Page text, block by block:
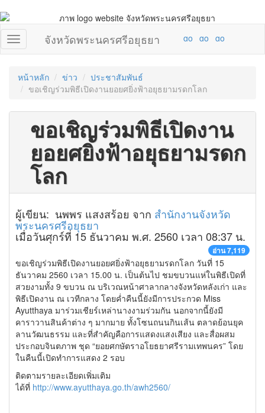
จังหวัดพระนครศรีอยุธยา
หน้าหลัก ข่าว
ประชาสัมพันธ์
ขอเชิญร่วมพิธีเปิดงานยอยศยิ่งฟ้าอยุธยามรดกโลก
ขอเชิญร่วมพิธีเปิดงาน
ยอยศยิ่งฟ้าอยุธยามรดก
โลก
ผู้เขียน: นพพร แสงสร้อย จาก สำนักงานจังหวัด
พระนครศรีอยุธยา
เมื่อวันศุกร์ที่ 15 ธันวาคม พ.ศ. 2560 เวลา 08:37 น.
อ่าน 7,119
ขอเชิญร่วมพิธีเปิดงานยอยศยิ่งฟ้าอยุธยามรดกโลก วันที่ 15
ธันวาคม 2560 เวลา 15.00 น. เป็นต้นไป ชมขบวนแห่ในพิธีเปิดที่
สวยงามทั้ง 9 ขบวน ณ บริเวณหน้าศาลากลางจังหวัดหลังเก่า และ
พิธีเปิดงาน ณ เวทีกลาง โดยค่ำคืนนี้ยังมีการประกวด Miss
Ayutthaya มาร่วมเชียร์เหล่านางงามร่วมกัน นอกจากนี้ยังมี
คาราวานสินค้าต่าง ๆ มากมาย ทั้งโซนถนนกินเส้น ตลาดย้อนยุค
ลานวัฒนธรรม และที่สำคัญคือการแสดงแสงเสียง และสื่อผสม
ประกอบจินตภาพ ชุด “ยอยศกษัตราอโยธยาศรีรามเทพนคร” โดย
ในคืนนี้เปิดทำการแสดง 2 รอบ
ติดตามรายละเอียดเพิ่มเติม
ได้ที่ http://www.ayutthaya.go.th/awh2560/